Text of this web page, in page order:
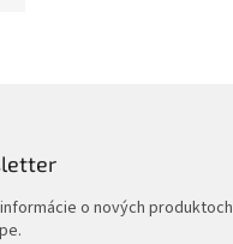
o nových produktoch